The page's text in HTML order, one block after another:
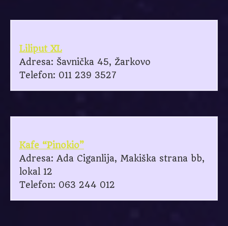
Liliput XL
Adresa: Šavnička 45, Žarkovo
Telefon: 011 239 3527
Kafe “Pinokio”
Adresa: Ada Ciganlija, Makiška strana bb,
lokal 12
Telefon: 063 244 012